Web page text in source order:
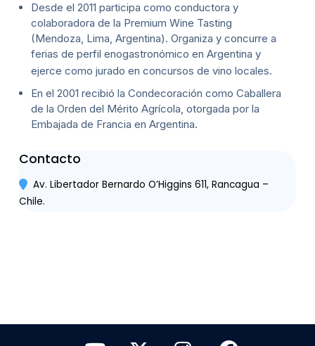
Desde el 2011 participa como conductora y
colaboradora de la Premium Wine Tasting
(Mendoza, Lima, Argentina). Organiza y concurre a
ferias de perfil enogastronómico en Argentina y
ejerce como jurado en concursos de vino locales.
En el 2001 recibió la Condecoración como Caballera
de la Orden del Mérito Agrícola, otorgada por la
Embajada de Francia en Argentina.
Contacto
Av. Libertador Bernardo O’Higgins 611, Rancagua –
Chile.